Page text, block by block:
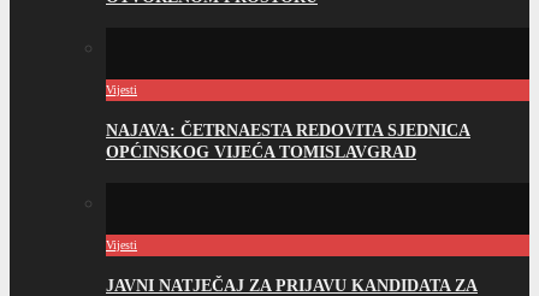
Vijesti
NAJAVA: ČETRNAESTA REDOVITA SJEDNICA
OPĆINSKOG VIJEĆA TOMISLAVGRAD
Vijesti
JAVNI NATJEČAJ ZA PRIJAVU KANDIDATA ZA